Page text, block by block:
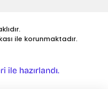
ile korunmaktadır.
e-